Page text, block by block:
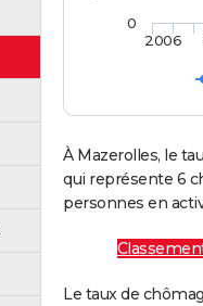
2006
0
À Mazerolles, le
qui représente 6
personnes en
Le taux de